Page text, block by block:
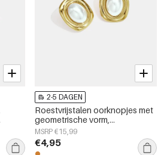
2-5 DAGEN
Roestvrijstalen oorknopjes met
geometrische vorm,
eenvoudige, alledaagse serie,
damessieraden
MSRP €15,99
€4,95